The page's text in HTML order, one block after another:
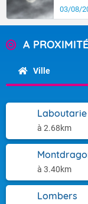
03/08/
A
Ville
Laboutarie
à 2.68km
à 3.40km
Lombers